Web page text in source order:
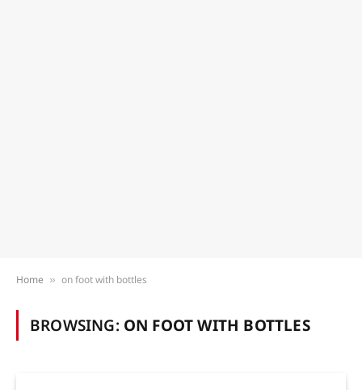
Home » on foot with bottles
BROWSING: ON FOOT WITH BOTTLES